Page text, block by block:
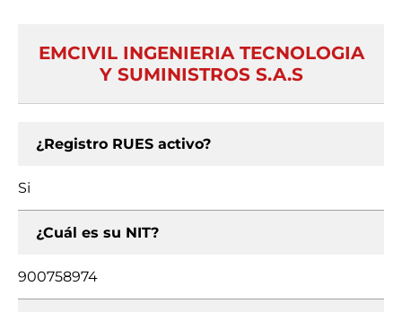
EMCIVIL INGENIERIA TECNOLOGIA
Y SUMINISTROS S.A.S
¿Registro RUES activo?
Si
¿Cuál es su NIT?
900758974